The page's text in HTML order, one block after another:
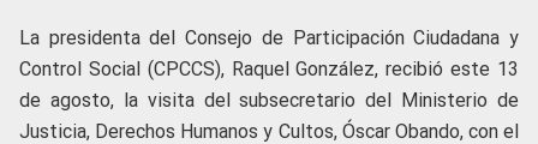
La presidenta del Consejo de Participación Ciudadana y
Control Social (CPCCS), Raquel González, recibió este 13
de agosto, la visita del subsecretario del Ministerio de
Justicia, Derechos Humanos y Cultos, Óscar Obando, con el